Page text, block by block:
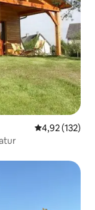
4,92 (132)